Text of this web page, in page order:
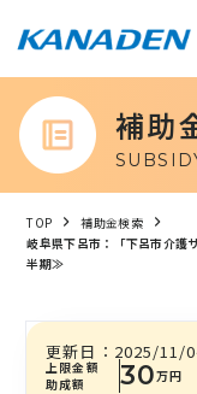
補助
TOP
補助金検索
岐阜県下呂市：「下呂市介護
半期≫
上限金額
助成額
30万円
更新日： 2025/11/